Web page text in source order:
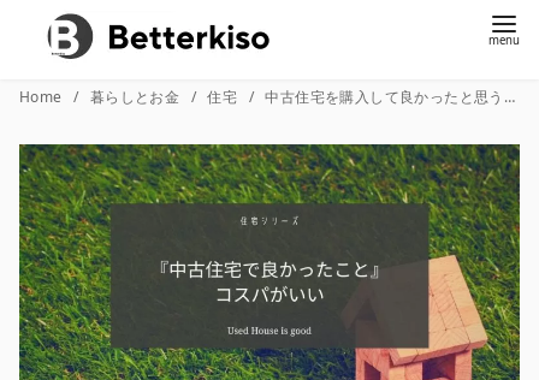
Home 暮らしとお金 住宅 中古住宅を購入して良かったと思うこと【中古住宅ってコスパがいい】